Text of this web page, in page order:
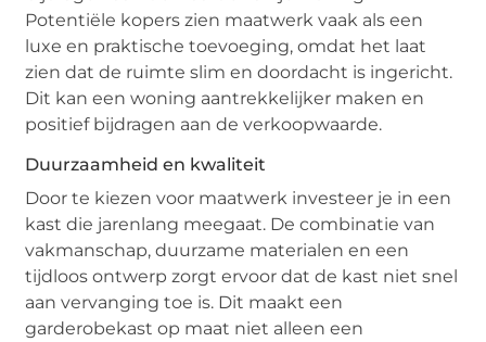
Potentiële kopers zien maatwerk vaak als een
luxe en praktische toevoeging, omdat het laat
zien dat de ruimte slim en doordacht is ingericht.
Dit kan een woning aantrekkelijker maken en
positief bijdragen aan de verkoopwaarde.
Duurzaamheid en kwaliteit
Door te kiezen voor maatwerk investeer je in een
kast die jarenlang meegaat. De combinatie van
vakmanschap, duurzame materialen en een
tijdloos ontwerp zorgt ervoor dat de kast niet snel
aan vervanging toe is. Dit maakt een
garderobekast op maat niet alleen een